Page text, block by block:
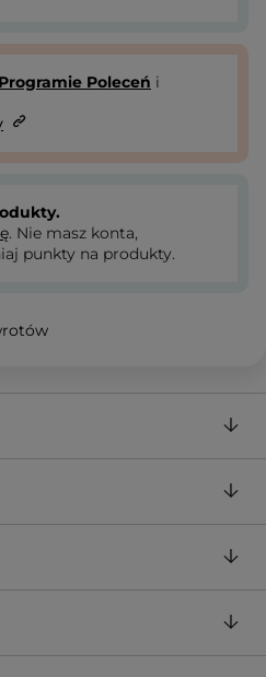
Programie Poleceń i
. Nie masz konta,
punkty na produkty.